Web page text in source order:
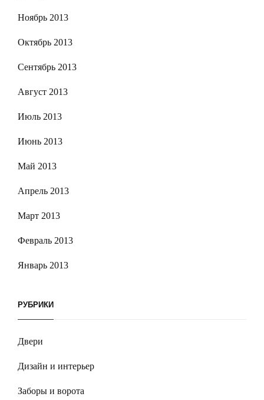
Ноябрь 2013
Октябрь 2013
Сентябрь 2013
Август 2013
Июль 2013
Июнь 2013
Май 2013
Апрель 2013
Март 2013
Февраль 2013
Январь 2013
РУБРИКИ
Двери
Дизайн и интерьер
Заборы и ворота